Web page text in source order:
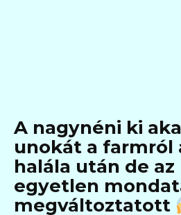
A nagynéni ki
unokát a farmról
halála után de
egyetlen
megváltoztatott